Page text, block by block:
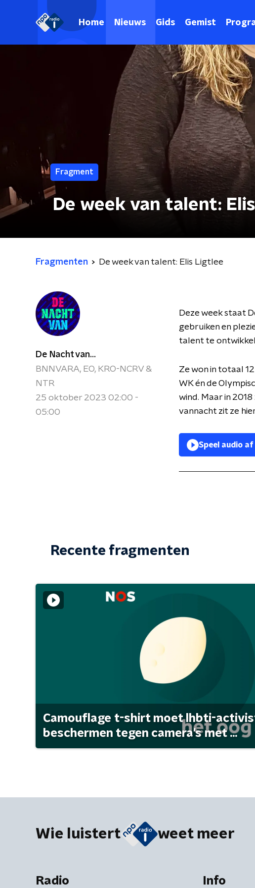
Home Nieuws Gids Gemist
Fragment
De week van talent:
Fragmenten De week van talent: Elis Ligtlee
De Nacht van...
BNNVARA, EO, KRO-NCRV &
NTR
25 oktober 2023 02:00 -
05:00
Deze week staat
gebruiken en
talent te
Ze won in totaal
WK én de
wind. Maar in
vannacht zit ze
Speel audio af
Recente fragmenten
Camouflage t-shirt moet lhbti-
beschermen tegen camera's met ...
Wie luistert weet meer
Radio Info